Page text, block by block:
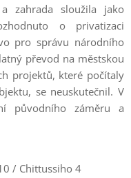
zahrada sloužila jako
o privatizaci
pro správu národního
převod na městskou
projektů, které počítaly
se neuskutečnil. V
původního záměru a
/ Chittussiho 4